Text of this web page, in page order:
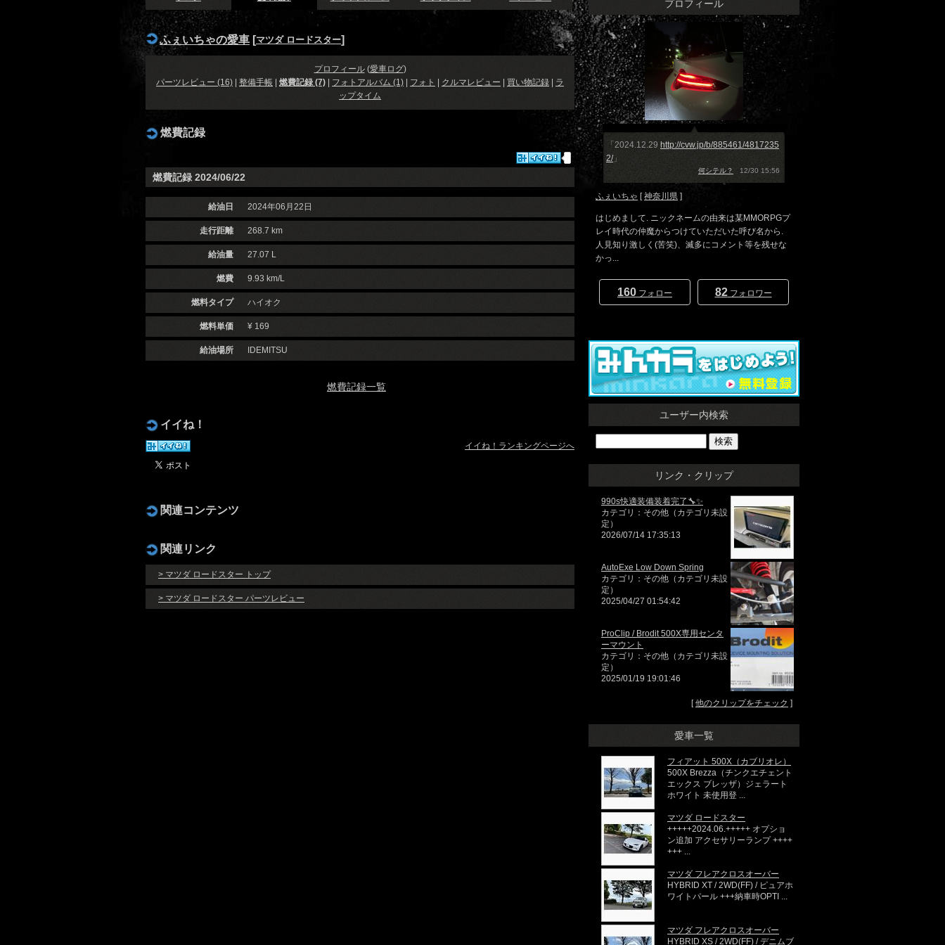
ふぇいちゃの愛車 [マツダ ロードスター]
プロフィール(愛車ログ)
パーツレビュー (16)
整備手帳 燃費記録 (7) フォトアルバム (1) フォト クルマレビュー 買い物記録
ラ
ップタイム
燃費記録
燃費記録 2024/06/22
給油日 2024年06月22日
走行距離 268.7 km
給油量 27.07 L
燃費 9.93 km/L
燃料タイプ ハイオク
燃料単価 ¥ 169
給油場所 IDEMITSU
燃費記録一覧
イイね！
イイね！ランキングページへ
関連コンテンツ
関連リンク
> マツダ ロードスター トップ
> マツダ ロードスター パーツレビュー
プロフィール
「2024.12.29 http://cvw.jp/b/885461/4817235
2/」
何シテル？ 12/30 15:56
ふぇいちゃ [神奈川県 ]
はじめまして. ニックネームの由来は某MMORPGプ
レイ時代の仲魔からつけていただいた呼び名から.
人見知り激しく(苦笑)、滅多にコメント等を残せな
かっ...
160 フォロー 82フォロワー
ユーザー内検索
リンク・クリップ
990s快適装備装着完了🔧✨
カテゴリ：その他（カテゴリ未設
定）
2026/07/14 17:35:13
AutoExe Low Down Spring
カテゴリ：その他（カテゴリ未設
定）
2025/04/27 01:54:42
ProClip / Brodit 500X専用センタ
ーマウント
カテゴリ：その他（カテゴリ未設
定）
2025/01/19 19:01:46
[他のクリップをチェック ]
愛車一覧
フィアット 500X（カブリオレ）
500X Brezza（チンクエチェント
エックス ブレッザ）ジェラート
ホワイト 未使用登 ...
マツダ ロードスター
+++++2024.06.+++++ オプショ
ン追加 アクセサリーランプ ++++
+++ ...
マツダ フレアクロスオーバー
HYBRID XT / 2WD(FF) / ピュアホ
ワイトパール +++納車時OPTI ...
マツダ フレアクロスオーバー
HYBRID XS / 2WD(FF) / デニムブ